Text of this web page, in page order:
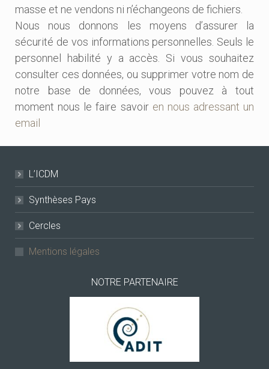
masse et ne vendons ni n’échangeons de fichiers.
Nous nous donnons les moyens d’assurer la
sécurité de vos informations personnelles. Seuls le
personnel habilité y a accès. Si vous souhaitez
consulter ces données, ou supprimer votre nom de
notre base de données, vous pouvez à tout
moment nous le faire savoir en nous adressant un
email
L’ICDM
Synthèses Pays
Cercles
Mentions légales
NOTRE PARTENAIRE